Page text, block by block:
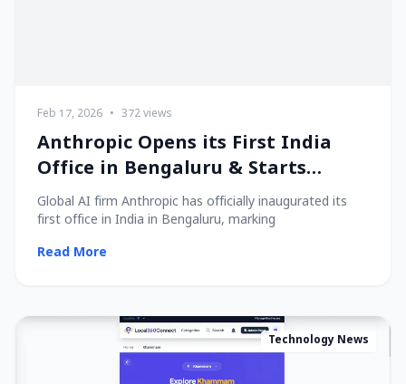
Feb 17, 2026 • 372 views
Anthropic Opens its First India
Office in Bengaluru & Starts
Hiring Local Talent!
Global AI firm Anthropic has officially inaugurated its
first office in India in Bengaluru, marking
Read More
Technology News